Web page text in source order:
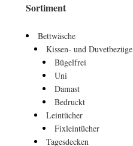
Sortiment
Bettwäsche
Kissen- und Duvetbezüge
Bügelfrei
Uni
Damast
Bedruckt
Leintücher
Fixleintücher
Tagesdecken